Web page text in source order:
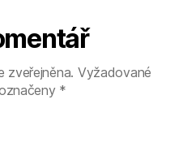
zveřejněna. Vyžadované
*